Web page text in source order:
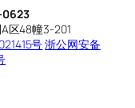
0623
区48幢3-201
号浙公网安备